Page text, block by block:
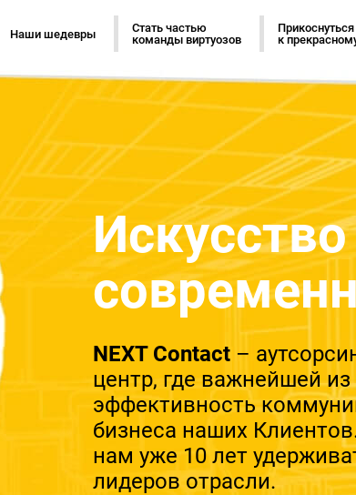
Искусство
NEXT Contact –
центр, где важнейшей
эффективность
бизнеса наших
нам уже 10 лет
лидеров отрасли.
Наши шедевры
Стать частью
команды виртуозов
Прикоснуться
к